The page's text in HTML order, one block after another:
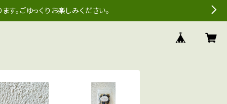
す。ごゆっくりお楽しみください。